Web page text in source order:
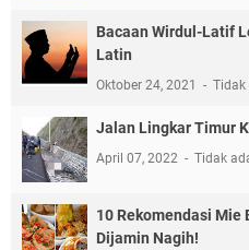
Bacaan Wirdul-Latif
Latin
Oktober 24, 2021 Tidak
Jalan Lingkar Timur
April 07, 2022 Tidak
10 Rekomendasi Mie
Dijamin Nagih!